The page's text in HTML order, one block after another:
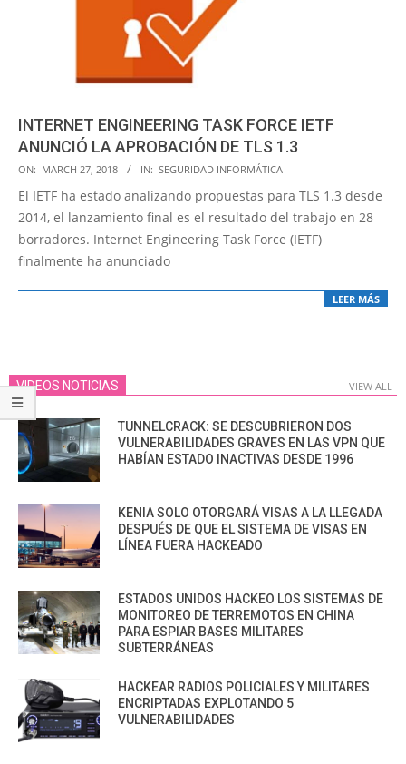
INTERNET ENGINEERING TASK FORCE IETF
ANUNCIÓ LA APROBACIÓN DE TLS 1.3
2018-
03-
27
ON: MARCH 27, 2018 IN: SEGURIDAD INFORMÁTICA
El IETF ha estado analizando propuestas para TLS 1.3 desde
2014, el lanzamiento final es el resultado del trabajo en 28
borradores. Internet Engineering Task Force (IETF)
finalmente ha anunciado
LEER MÁS
VIDEOS NOTICIAS VIEW ALL
TUNNELCRACK: SE DESCUBRIERON DOS
VULNERABILIDADES GRAVES EN LAS VPN QUE
HABÍAN ESTADO INACTIVAS DESDE 1996
KENIA SOLO OTORGARÁ VISAS A LA LLEGADA
DESPUÉS DE QUE EL SISTEMA DE VISAS EN
LÍNEA FUERA HACKEADO
ESTADOS UNIDOS HACKEO LOS SISTEMAS DE
MONITOREO DE TERREMOTOS EN CHINA
PARA ESPIAR BASES MILITARES
SUBTERRÁNEAS
HACKEAR RADIOS POLICIALES Y MILITARES
ENCRIPTADAS EXPLOTANDO 5
VULNERABILIDADES